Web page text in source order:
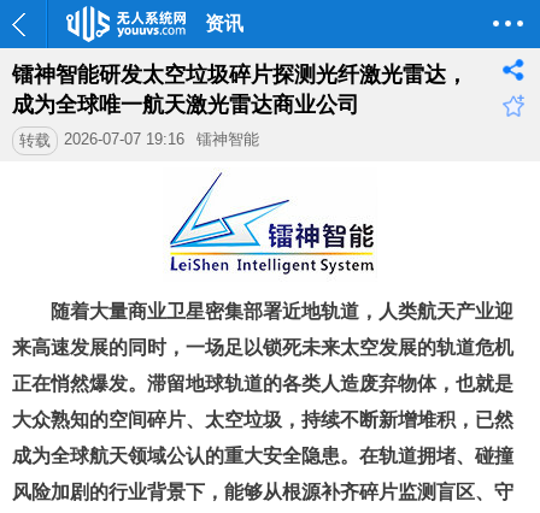
资讯
镭神智能研发太空垃圾碎片探测光纤激光雷达，
成为全球唯一航天激光雷达商业公司
转载 2026-07-07 19:16 镭神智能
随着大量商业卫星密集部署近地轨道 ， 人类航天产业迎
来高速发展的同时，一场足以锁死未来太空发展的轨道危机
正在悄然爆发。滞留地球轨道的各类人造废弃物体，也就是
大众熟知的空间碎片、太空垃圾，持续不断新增堆积，已然
成为全球航天领域公认的重大安全隐患。在轨道拥堵、碰撞
风险加剧的行业背景下，能够从根源补齐碎片监测盲区、守